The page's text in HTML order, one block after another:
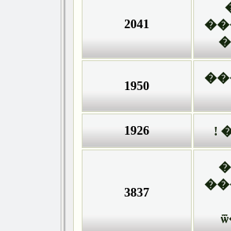
2041
1950
1926
3837